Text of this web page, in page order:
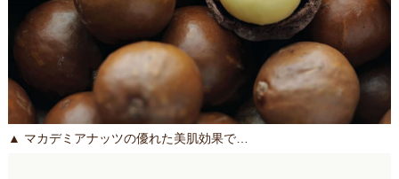
▲ マカデミアナッツの優れた美肌効果で…